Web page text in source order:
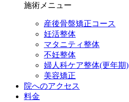
施術メニュー
産後骨盤矯正コース
妊活整体
マタニティ整体
不妊整体
婦人科ケア整体(更年期)
美容矯正
院へのアクセス
料金